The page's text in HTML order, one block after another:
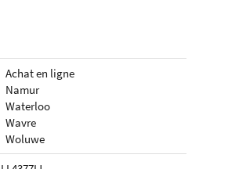
Achat en ligne
Namur
Waterloo
Wavre
Woluwe